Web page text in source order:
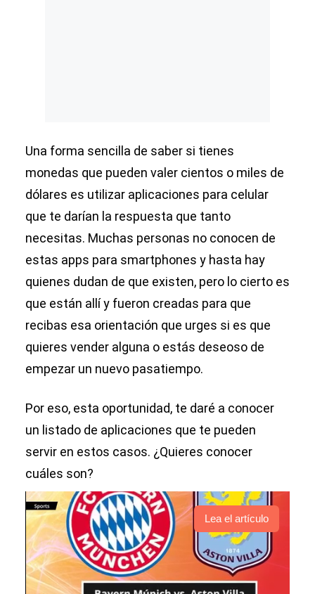
Una forma sencilla de saber si tienes
monedas que pueden valer cientos o miles de
dólares es utilizar aplicaciones para celular
que te darían la respuesta que tanto
necesitas. Muchas personas no conocen de
estas apps para smartphones y hasta hay
quienes dudan de que existen, pero lo cierto es
que están allí y fueron creadas para que
recibas esa orientación que urges si es que
quieres vender alguna o estás deseoso de
empezar un nuevo pasatiempo.
Por eso, esta oportunidad, te daré a conocer
un listado de aplicaciones que te pueden
servir en estos casos. ¿Quieres conocer
cuáles son?
Lea el artículo